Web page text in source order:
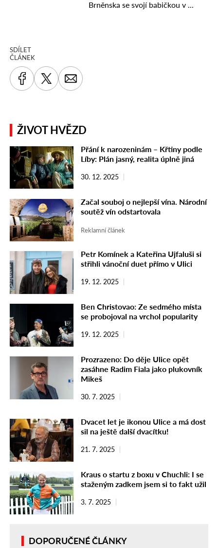
SDÍLET
ČLÁNEK
ŽIVOT HVĚZD
Přání k narozeninám – Křtiny podle
Líby: Plán jasný, realita úplně jiná
30. 12. 2025
Začal souboj o nejlepší vína. Národní
soutěž vín odstartovala
Reklamní článek
Petr Komínek a Kateřina Ujfaluši si
střihli vánoční duet přímo v Ulici
19. 12. 2025
Ben Christovao: Ze sedmého místa
se probojoval na vrchol popularity
19. 12. 2025
Prozrazeno: Do děje Ulice opět
zasáhne Radim Fiala jako plukovník
Mikeš
30. 7. 2025
Dvacet let je ikonou Ulice a má dost
sil na ještě další dvacítku!
21. 7. 2025
Kraus o startu z boxu v Chuchli: I se
staženým zadkem jsem si to fakt užil
3. 7. 2025
DOPORUČENÉ ČLÁNKY